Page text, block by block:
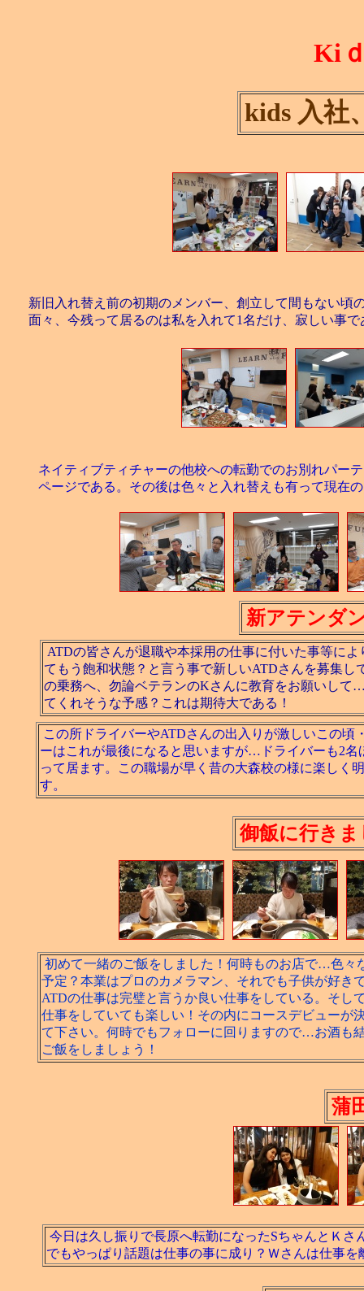
今日は久し振りで長原へ転勤になったSちゃんとＫ
でもやっぱり話題は仕事の事に成り？Ｗさんは仕事
蒲
Ki
初めて一緒のご飯をしました！何時ものお店で…色々
予定？本業はプロのカメラマン、それでも子供が好き
ATDの仕事は完璧と言うか良い仕事をしている。そし
仕事をしていても楽しい！その内にコースデビューが
て下さい。何時でもフォローに回りますので…お酒も
ご飯をしましょう！
新アテンダ
kids 入社
御飯に行き
この所ドライバーやATDさんの出入りが激しいこの
ーはこれが最後になると思いますが…ドライバーも2
って居ます。この職場が早く昔の大森校の様に楽しく
す。
新旧入れ替え前の初期のメンバー、創立して間もない頃
面々、今残って居るのは私を入れて1名だけ、寂しい事で
ATDの皆さんが退職や本採用の仕事に付いた事等に
てもう飽和状態？と言う事で新しいATDさんを募集
の乗務へ、勿論ベテランのKさんに教育をお願いし
てくれそうな予感？これは期待大である！
ネイティブティチャーの他校への転勤でのお別れパー
ページである。その後は色々と入れ替えも有って現在